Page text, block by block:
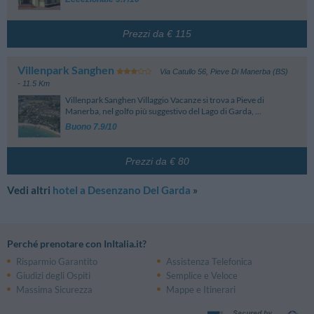
Stazione
Desenzano Del Garda Sirmione
Piazza Luigi Einaudi - Desenzano Del Garda
Piazzale Vittorio Veneto, 2 - Lonato
Prezzi da € 115
Villenpark Sanghen Via Catullo 56, Pieve Di Manerba (BS)
- 11.5 Km
Villenpark Sanghen Villaggio Vacanze si trova a Pieve di
Manerba, nel golfo più suggestivo del Lago di Garda, ...
Buono 7.9/10
Prezzi da € 80
Vedi altri hotel a Desenzano Del Garda »
Perché prenotare con InItalia.it?
Risparmio Garantito
Assistenza Telefonica
Giudizi degli Ospiti
Semplice e Veloce
Massima Sicurezza
Mappe e Itinerari